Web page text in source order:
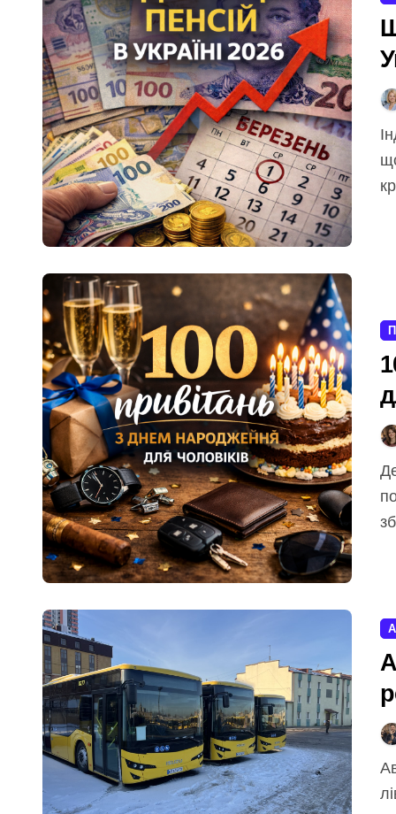
Індексація пенсій — це щорічне підвищення виплат,
День народження чоловіка – це завжди особлива
Автобус №22 з’єднує вулицю Тростянецьку на